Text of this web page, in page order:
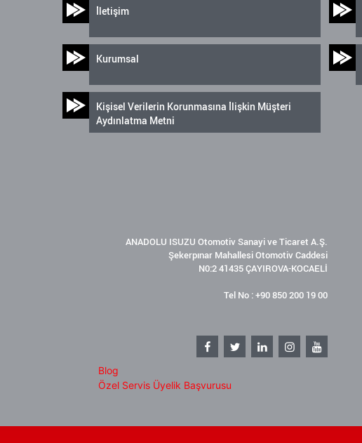
İletişim
Kurumsal
Kişisel Verilerin Korunmasına İlişkin Müşteri
Aydınlatma Metni
ANADOLU ISUZU Otomotiv Sanayi ve Ticaret A.Ş.
Şekerpınar Mahallesi Otomotiv Caddesi
N0:2 41435 ÇAYIROVA-KOCAELİ
Tel No : +90 850 200 19 00
Blog
Özel Servis Üyelik Başvurusu